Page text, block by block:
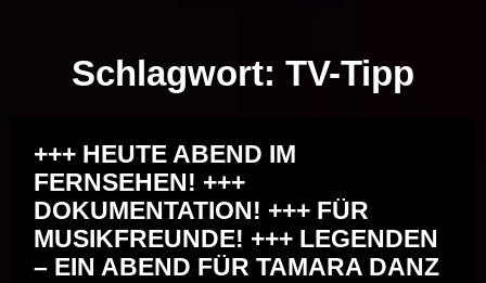
Schlagwort: TV-Tipp
+++ HEUTE ABEND IM
FERNSEHEN! +++
DOKUMENTATION! +++ FÜR
MUSIKFREUNDE! +++ LEGENDEN
– EIN ABEND FÜR TAMARA DANZ